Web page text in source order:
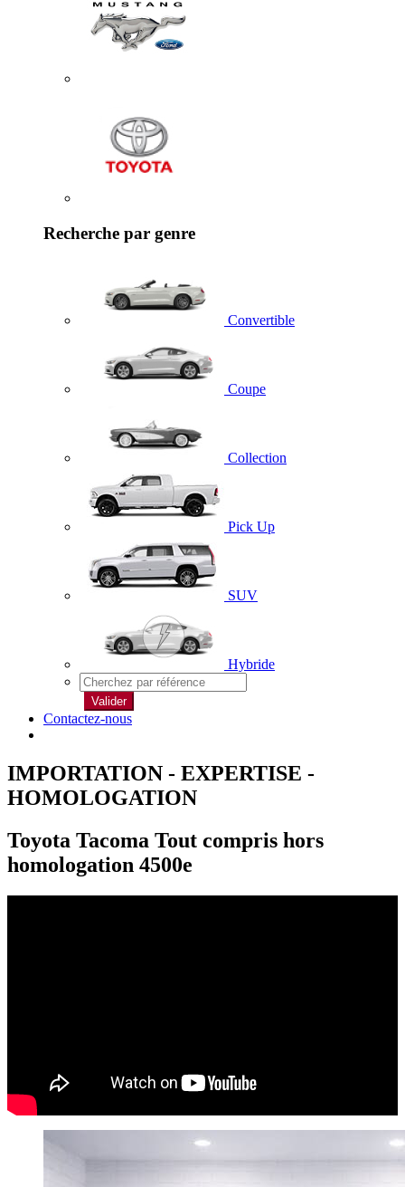
Recherche par genre
Convertible
Coupe
Collection
Pick Up
SUV
Hybride
Valider
Contactez-nous
IMPORTATION - EXPERTISE -
HOMOLOGATION
Toyota Tacoma Tout compris hors
homologation 4500e